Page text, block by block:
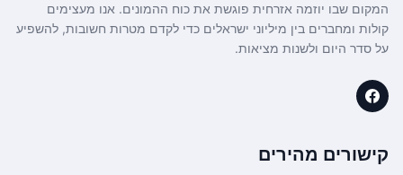
המקום שבו יוזמה אזרחית פוגשת את כוח ההמונים. אנו מעצימים
קולות ומחברים בין מיליוני ישראלים כדי לקדם מטרות חשובות, להשפיע
על סדר היום ולשנות מציאות.
קישורים מהירים